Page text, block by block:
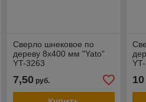
Сверло шнековое по
дереву 8х400 мм "Yato"
YT-3263
7,50руб. 10